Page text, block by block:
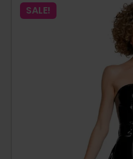
SALE!